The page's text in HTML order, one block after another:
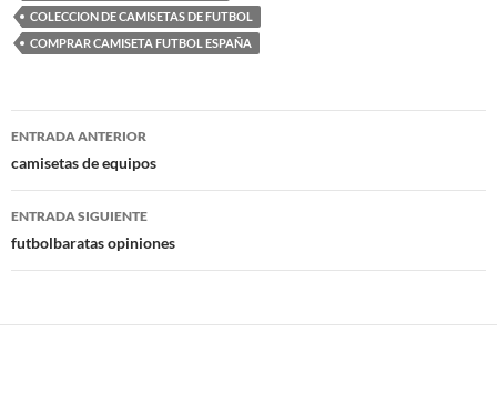
COLECCION DE CAMISETAS DE FUTBOL
COMPRAR CAMISETA FUTBOL ESPAÑA
Navegación
de
entradas
ENTRADA ANTERIOR
camisetas de equipos
ENTRADA SIGUIENTE
futbolbaratas opiniones